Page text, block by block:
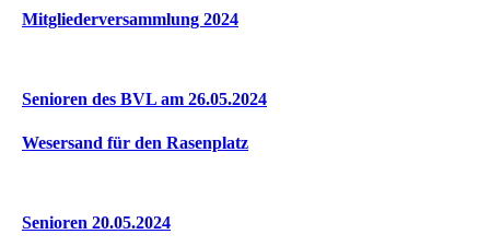
Mitgliederversammlung 2024
Senioren des BVL am 26.05.2024
Wesersand für den Rasenplatz
Senioren 20.05.2024